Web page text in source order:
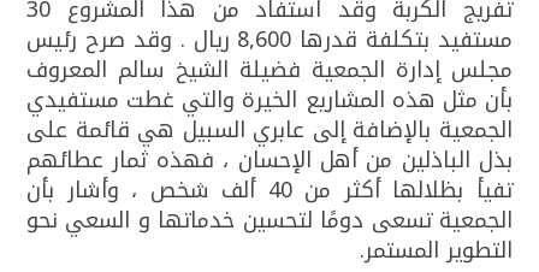
تفريج الكربة وقد استفاد من هذا المشروع 30
مستفيد بتكلفة قدرها 8,600 ريال . وقد صرح رئيس
مجلس إدارة الجمعية فضيلة الشيخ سالم المعروف
بأن مثل هذه المشاريع الخيرة والتي غطت مستفيدي
الجمعية بالإضافة إلى عابري السبيل هي قائمة على
بذل الباذلين من أهل الإحسان ، فهذه ثمار عطائهم
تفيأ بظلالها أكثر من 40 ألف شخص ، وأشار بأن
الجمعية تسعى دومًا لتحسين خدماتها و السعي نحو
التطوير المستمر.